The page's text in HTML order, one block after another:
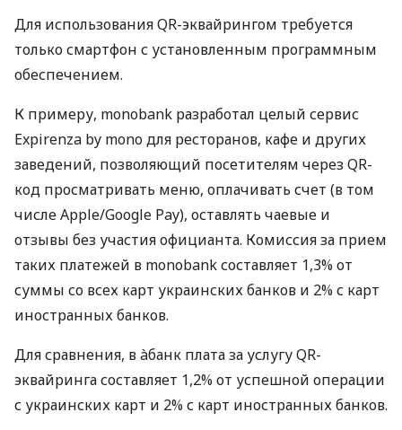
Для использования QR-эквайрингом требуется
только смартфон с установленным программным
обеспечением.
К примеру, monobank разработал целый сервис
Expirenza by mono для ресторанов, кафе и других
заведений, позволяющий посетителям через QR-
код просматривать меню, оплачивать счет (в том
числе Apple/Google Pay), оставлять чаевые и
отзывы без участия официанта. Комиссия за прием
таких платежей в monobank составляет 1,3% от
суммы со всех карт украинских банков и 2% с карт
иностранных банков.
Для сравнения, в àбанк плата за услугу QR-
эквайринга составляет 1,2% от успешной операции
с украинских карт и 2% с карт иностранных банков.